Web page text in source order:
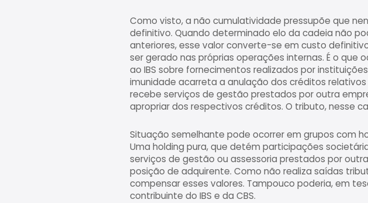
Como visto, a não cumulatividade pressupõe que
definitivo. Quando determinado elo da cadeia não
anteriores, esse valor converte-se em custo
ser gerado nas próprias operações internas. É o que
ao IBS sobre fornecimentos realizados por
imunidade acarreta a anulação dos créditos
recebe serviços de gestão prestados por outra
apropriar dos respectivos créditos. O tributo, nesse
Situação semelhante pode ocorrer em grupos com
Uma holding pura, que detém participações
serviços de gestão ou assessoria prestados por
posição de adquirente. Como não realiza saídas
compensar esses valores. Tampouco poderia, em
contribuinte do IBS e da CBS.